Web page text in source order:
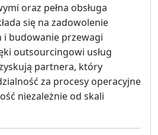
oraz pełna obsługa
się na zadowolenie
budowanie przewagi
outsourcingowi usług
partnera, który
za procesy operacyjne
niezależnie od skali